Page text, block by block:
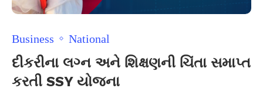
Business National
દીકરીના લગ્ન અને શિક્ષણની ચિંતા સમાપ્ત
કરતી SSY યોજના